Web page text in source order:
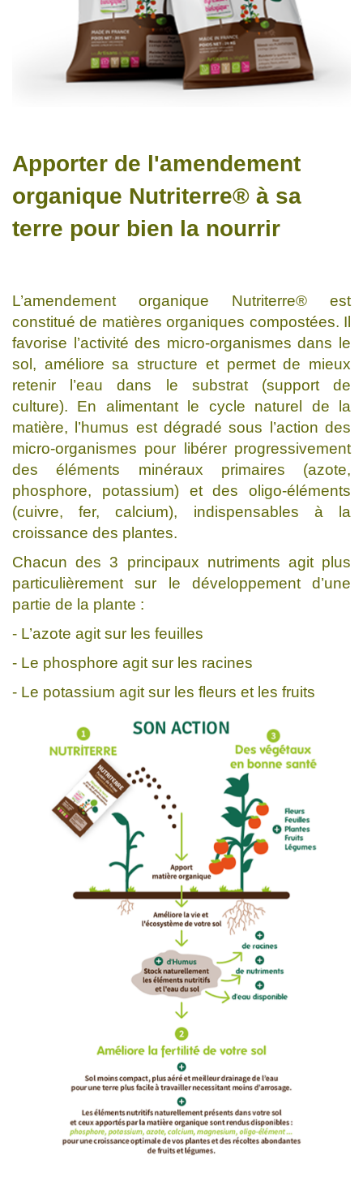
Apporter de l'amendement
organique Nutriterre® à sa
terre pour bien la nourrir
L’amendement organique Nutriterre® est
constitué de matières organiques compostées. Il
favorise l’activité des micro-organismes dans le
sol, améliore sa structure et permet de mieux
retenir l’eau dans le substrat (support de
culture). En alimentant le cycle naturel de la
matière, l’humus est dégradé sous l’action des
micro-organismes pour libérer progressivement
des éléments minéraux primaires (azote,
phosphore, potassium) et des oligo-éléments
(cuivre, fer, calcium), indispensables à la
croissance des plantes.
Chacun des 3 principaux nutriments agit plus
particulièrement sur le développement d’une
partie de la plante :
- L’azote agit sur les feuilles
- Le phosphore agit sur les racines
- Le potassium agit sur les fleurs et les fruits